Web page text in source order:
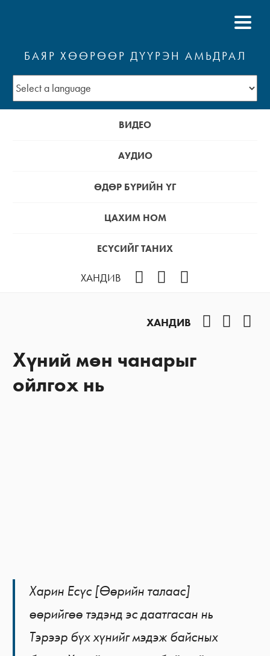
БАЯР ХӨӨРӨӨР ДҮҮРЭН АМЬДРАЛ
ВИДЕО
АУДИО
ӨДӨР БҮРИЙН ҮГ
ЦАХИМ НОМ
ЕСҮСИЙГ ТАНИХ
ХАНДИВ
ХАНДИВ
Хүний мөн чанарыг
ойлгох нь
Харин Есүс [Өөрийн талаас]
өөрийгөө тэдэнд эс даатгасан нь
Тэрээр бүх хүнийг мэдэж байсных